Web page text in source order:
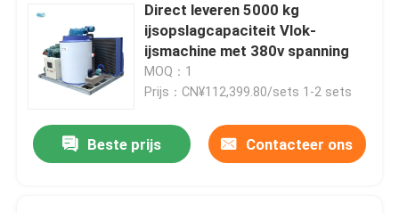
Direct leveren 5000 kg
ijsopslagcapaciteit Vlok-
ijsmachine met 380v spanning
MOQ：1
Prijs：CN¥112,399.80/sets 1-2 sets
Beste prijs Contacteer ons